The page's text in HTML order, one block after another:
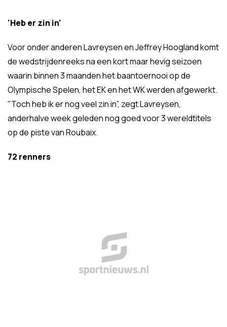
'Heb er zin in'
Voor onder anderen Lavreysen en Jeffrey Hoogland komt
de wedstrijdenreeks na een kort maar hevig seizoen
waarin binnen 3 maanden het baantoernooi op de
Olympische Spelen, het EK en het WK werden afgewerkt.
"Toch heb ik er nog veel zin in”, zegt Lavreysen,
anderhalve week geleden nog goed voor 3 wereldtitels
op de piste van Roubaix.
72 renners